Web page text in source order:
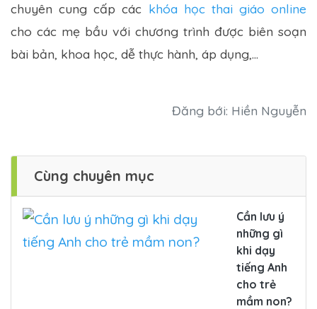
chuyên cung cấp các khóa học thai giáo online
cho các mẹ bầu với chương trình được biên soạn
bài bản, khoa học, dễ thực hành, áp dụng,...
Đăng bới: Hiền Nguyễn
Cùng chuyên mục
Cần lưu ý
những gì
khi dạy
tiếng Anh
cho trẻ
mầm non?